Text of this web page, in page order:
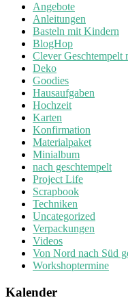
Angebote
Anleitungen
Basteln mit Kindern
BlogHop
Clever Geschtempelt
Deko
Goodies
Hausaufgaben
Hochzeit
Karten
Konfirmation
Materialpaket
Minialbum
nach geschtempelt
Project Life
Scrapbook
Techniken
Uncategorized
Verpackungen
Videos
Von Nord nach Süd
Workshoptermine
Kalender